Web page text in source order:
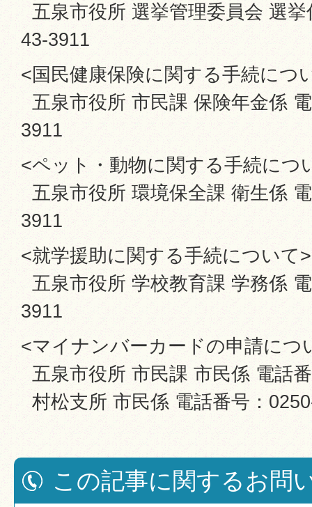
五泉市役所 選挙管理委員会 選
43-3911
<国民健康保険に関する手続につ
五泉市役所 市民課 保険年金係
3911
<ペット・動物に関する手続につ
五泉市役所 環境保全課 衛生係
3911
<就学援助に関する手続について>
五泉市役所 学校教育課 学務係
3911
<マイナンバーカードの申請につ
五泉市役所 市民課 市民係 電話
村松支所 市民係 電話番号：
この記事に関するお問